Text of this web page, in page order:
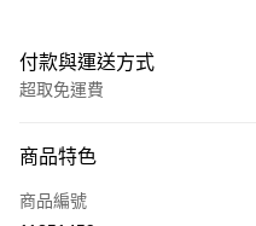
付款與運送方式
超取免運費
信用卡一次付款
超商取貨付款
商品特色
商品編號